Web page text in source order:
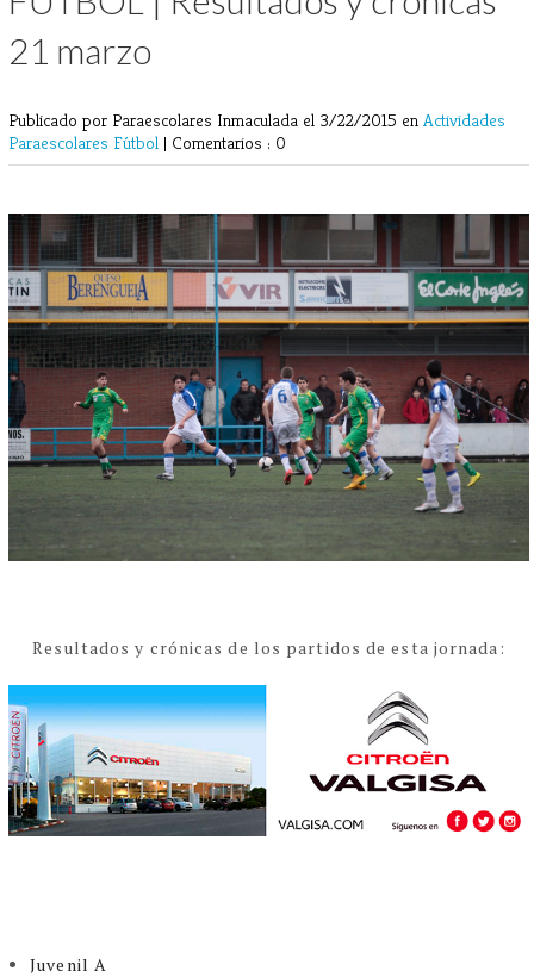
21 marzo
Publicado por Paraescolares Inmaculada el 3/22/2015 en Actividades
Paraescolares Fútbol | Comentarios : 0
Resultados y crónicas de los partidos de esta jornada:
Juvenil A